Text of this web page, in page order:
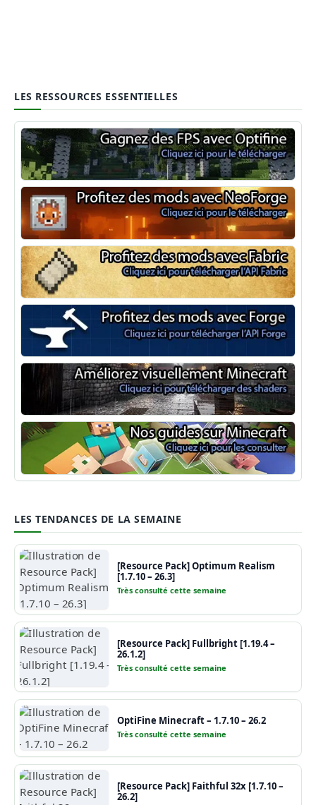
LES RESSOURCES ESSENTIELLES
Optifine
NeoForge
Minecraft Fabric
Minecraft Forge
Shaders Minecraft
Guide Minecraft
LES TENDANCES DE LA SEMAINE
[Resource Pack] Optimum Realism
[1.7.10 – 26.3]
Très consulté cette semaine
[Resource Pack] Fullbright [1.19.4 –
26.1.2]
Très consulté cette semaine
OptiFine Minecraft – 1.7.10 – 26.2
Très consulté cette semaine
[Resource Pack] Faithful 32x [1.7.10 –
26.2]